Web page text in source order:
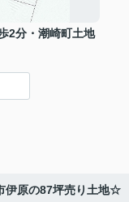
2分・潮崎町土地
伊原の87坪売り土地☆